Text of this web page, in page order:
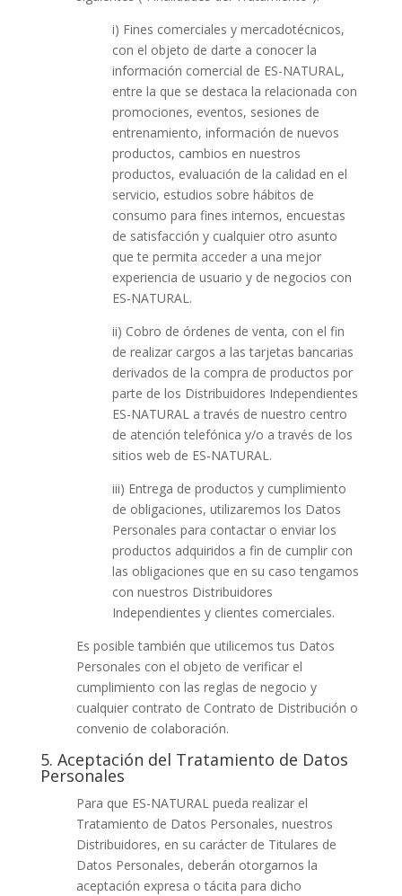
i) Fines comerciales y mercadotécnicos,
con el objeto de darte a conocer la
información comercial de ES-NATURAL,
entre la que se destaca la relacionada con
promociones, eventos, sesiones de
entrenamiento, información de nuevos
productos, cambios en nuestros
productos, evaluación de la calidad en el
servicio, estudios sobre hábitos de
consumo para fines internos, encuestas
de satisfacción y cualquier otro asunto
que te permita acceder a una mejor
experiencia de usuario y de negocios con
ES-NATURAL.
ii) Cobro de órdenes de venta, con el fin
de realizar cargos a las tarjetas bancarias
derivados de la compra de productos por
parte de los Distribuidores Independientes
ES-NATURAL a través de nuestro centro
de atención telefónica y/o a través de los
sitios web de ES-NATURAL.
iii) Entrega de productos y cumplimiento
de obligaciones, utilizaremos los Datos
Personales para contactar o enviar los
productos adquiridos a fin de cumplir con
las obligaciones que en su caso tengamos
con nuestros Distribuidores
Independientes y clientes comerciales.
Es posible también que utilicemos tus Datos
Personales con el objeto de verificar el
cumplimiento con las reglas de negocio y
cualquier contrato de Contrato de Distribución o
convenio de colaboración.
5. Aceptación del Tratamiento de Datos
Personales
Para que ES-NATURAL pueda realizar el
Tratamiento de Datos Personales, nuestros
Distribuidores, en su carácter de Titulares de
Datos Personales, deberán otorgarnos la
aceptación expresa o tácita para dicho